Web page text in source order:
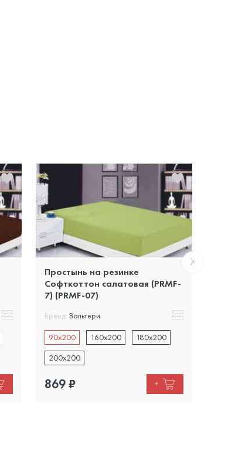
Простынь на резинке
Софткоттон салатовая (PRMF-
7) (PRMF-07)
Бренд: Вальтери
90x200 160x200
180x200
200x200
869₽ +